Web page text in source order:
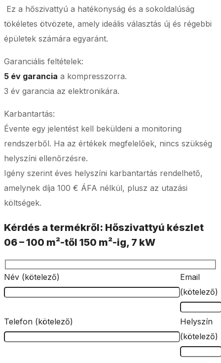
Ez a hőszivattyú a hatékonyság és a sokoldalúság
tökéletes ötvözete, amely ideális választás új és régebbi
épületek számára egyaránt.
Garanciális feltételek:
5 év garancia a kompresszorra.
3 év garancia az elektronikára.
Karbantartás:
Évente egy jelentést kell beküldeni a monitoring
rendszerből. Ha az értékek megfelelőek, nincs szükség
helyszíni ellenőrzésre.
Igény szerint éves helyszíni karbantartás rendelhető,
amelynek díja 100 € ÁFA nélkül, plusz az utazási
költségek.
Kérdés a termékről: Hőszivattyú készlet
06 – 100 m²-től 150 m²-ig, 7 kW
Név (kötelező)
Email
(kötelező)
Telefon (kötelező)
Helyszín
(kötelező)